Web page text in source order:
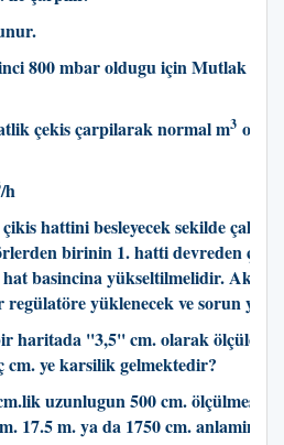
800 mbar oldugu için Mutlak
çekis çarpilarak normal m3
/h
hattini besleyecek sekilde
birinin 1. hatti devreden
hat basincina yükseltilmelidir. Aksi
yüklenecek ve sorun
haritada ''3,5'' cm. olarak
cm. ye karsilik gelmektedir?
uzunlugun 500 cm. ölçülmesi
17.5 m. ya da 1750 cm. anlamina